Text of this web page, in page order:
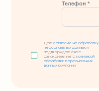
Телефон *
Даюсогласие на обработку
персональных данных и
подтверждаю свое
ознакомление сполитикой
обработки персональных
данных компании